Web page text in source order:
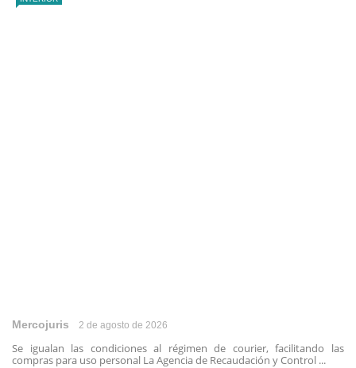
Mercojuris 2 de agosto de 2026
Se igualan las condiciones al régimen de courier, facilitando las
compras para uso personal La Agencia de Recaudación y Control ...